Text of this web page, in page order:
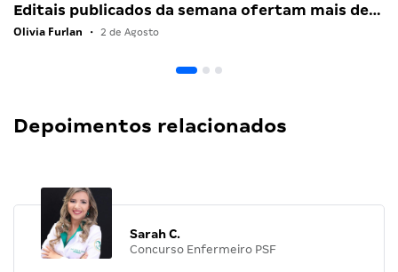
Editais publicados da semana ofertam mais de…
Olivia Furlan • 2 de Agosto
Depoimentos relacionados
Sarah C.
Concurso Enfermeiro PSF